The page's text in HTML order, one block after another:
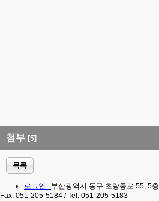
첨부 [5]
목록
로그인...부산광역시 동구 초량중로 55, 5층
Fax. 051-205-5184 / Tel. 051-205-5183